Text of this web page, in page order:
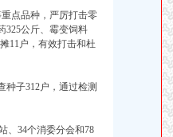
点品种，严厉打击零
325公斤、霉变饲料
11户，有效打击和杜
子312户，通过检测
、34个消委分会和78